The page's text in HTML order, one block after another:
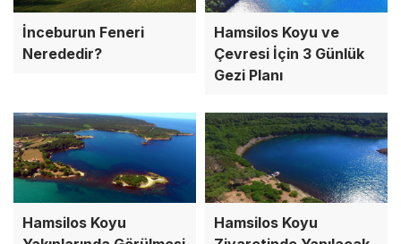
İnceburun Feneri
Nerededir?
Hamsilos Koyu ve
Çevresi İçin 3 Günlük
Gezi Planı
Hamsilos Koyu
Hamsilos Koyu